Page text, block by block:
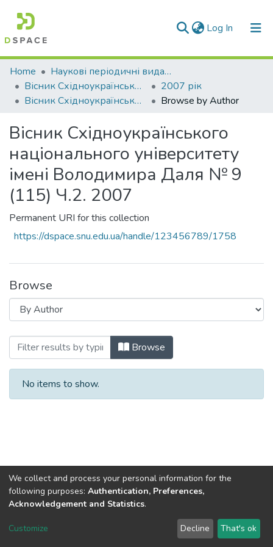
Log In (current)
Communities & Collections
All of DSpace
Home
Наукові періодичні видання СНУ ім. В. Даля
Вісник Східноукраїнського національного університету імені В. Даля
2007 рік
Вісник Східноукраїнського національного університету імені Володимира Даля № 9 (115) Ч.2. 2007
Browse by Author
Вісник Східноукраїнського
національного університету
імені Володимира Даля № 9
(115) Ч.2. 2007
Permanent URI for this collection
https://dspace.snu.edu.ua/handle/123456789/1758
Browse
Browsing Вісник Browse
No items to show.
Dspace & Volodymyr Dahl East Ukrainian National University
LYRASIS
Send Feedback
We collect and process your personal information for the
following purposes: Authentication, Preferences,
Acknowledgement and Statistics.
Customize Decline That's ok